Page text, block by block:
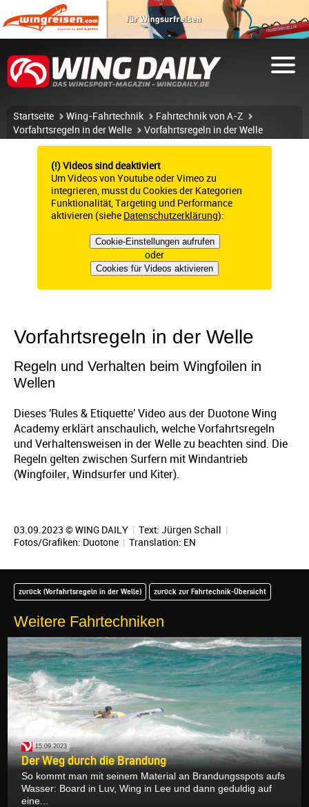
Startseite Wing-Fahrtechnik
Fahrtechnik von A-Z
Vorfahrtsregeln in der Welle
Vorfahrtsregeln in der Welle
(!) Videos sind deaktiviert
Um Videos von Youtube oder Vimeo zu
integrieren, musst du Cookies der Kategorien
Funktionalität, Targeting und Performance
aktivieren (siehe Datenschutzerklärung):
Cookie-Einstellungen aufrufen
oder
Cookies für Videos aktivieren
Vorfahrtsregeln in der Welle
Regeln und Verhalten beim Wingfoilen in
Wellen
Dieses 'Rules & Etiquette' Video aus der Duotone Wing
Academy erklärt anschaulich, welche Vorfahrtsregeln
und Verhaltensweisen in der Welle zu beachten sind. Die
Regeln gelten zwischen Surfern mit Windantrieb
(Wingfoiler, Windsurfer und Kiter).
03.09.2023 © WING DAILY | Text: Jürgen Schall |
Fotos/Grafiken: Duotone | Translation: EN
Weitere Fahrtechniken
zurück (Vorfahrtsregeln in der Welle) zurück zur Fahrtechnik-Übersicht
15.09.2023
Der Weg durch die Brandung
So kommt man mit seinem Material an Brandungsspots aufs
Wasser: Board in Luv, Wing in Lee und dann geduldig auf
eine...